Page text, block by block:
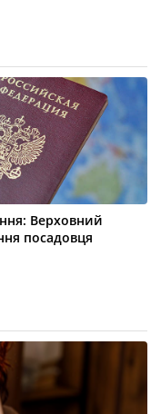
Верховний
посадовця